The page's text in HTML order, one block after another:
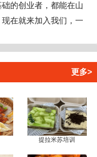
的创业者，都能在山
在就来加入我们，一
更多>
提拉米苏培训